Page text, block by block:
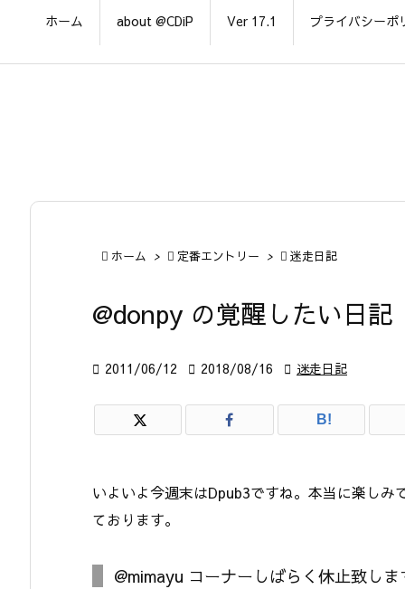
ホーム about @CDiP Ver 17.1 プライバシーポ
 ホーム >  定番エントリー >  迷走日記
@donpy の覚醒したい日記
 2011/06/12  2018/08/16  迷走日記
B!
いよいよ今週末はDpub3ですね。本当に楽し
ております。
@mimayu コーナーしばらく休止致しま